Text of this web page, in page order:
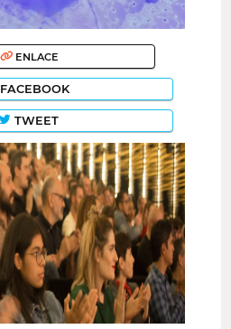
ENLACE
FACEBOOK
TWEET